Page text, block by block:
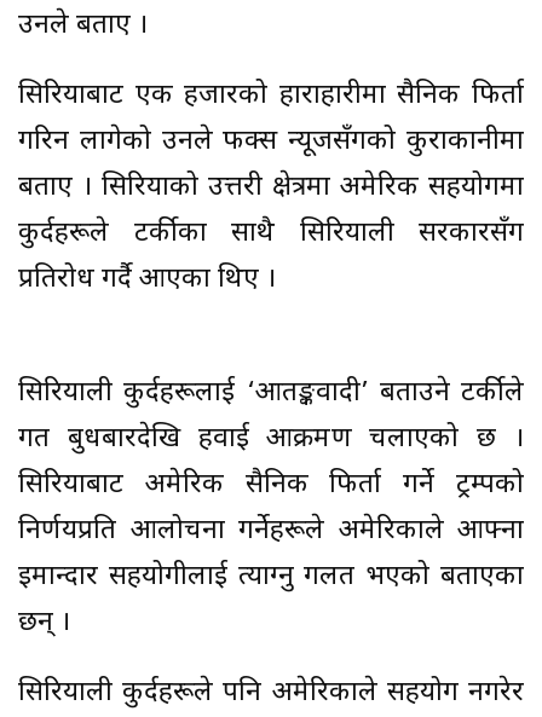
उनले बताए ।
सिरियाबाट एक हजारको हाराहारीमा सैनिक फिर्ता
गरिन लागेको उनले फक्स न्यूजसँगको कुराकानीमा
बताए । सिरियाको उत्तरी क्षेत्रमा अमेरिकी सहयोगमा
कुर्दहरूले टर्कीका साथै सिरियाली सरकारसँग
प्रतिरोध गर्दै आएका थिए ।
सिरियाली कुर्दहरूलाई ‘आतङ्कवादी’ बताउने टर्कीले
गत बुधबारदेखि हवाई आक्रमण चलाएको छ ।
सिरियाबाट अमेरिकी सैनिक फिर्ता गर्ने ट्रम्पको
निर्णयप्रति आलोचना गर्नेहरूले अमेरिकाले आफ्ना
इमान्दार सहयोगीलाई त्याग्नु गलत भएको बताएका
छन् ।
सिरियाली कुर्दहरूले पनि अमेरिकाले सहयोग नगरेर